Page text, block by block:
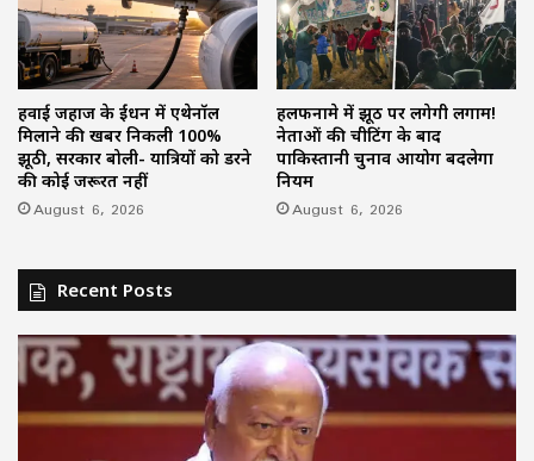
हवाई जहाज के ईंधन में एथेनॉल
मिलाने की खबर निकली 100%
झूठी, सरकार बोली- यात्रियों को डरने
की कोई जरूरत नहीं
August 6, 2026
हलफनामे में झूठ पर लगेगी लगाम!
नेताओं की चीटिंग के बाद
पाकिस्तानी चुनाव आयोग बदलेगा
नियम
August 6, 2026
Recent Posts